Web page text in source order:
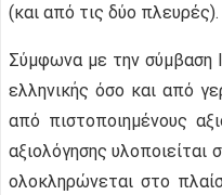
(και από τις δύο πλευρές).
Σύμφωνα με την σύμβαση
ελληνικής όσο και από
από πιστοποιημένους
αξιολόγησης υλοποιείται
ολοκληρώνεται στο